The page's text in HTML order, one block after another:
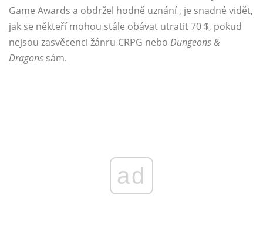
Game Awards a obdržel hodně uznání , je snadné vidět,
jak se někteří mohou stále obávat utratit 70 $, pokud
nejsou zasvěcenci žánru CRPG nebo Dungeons &
Dragons sám.
ad